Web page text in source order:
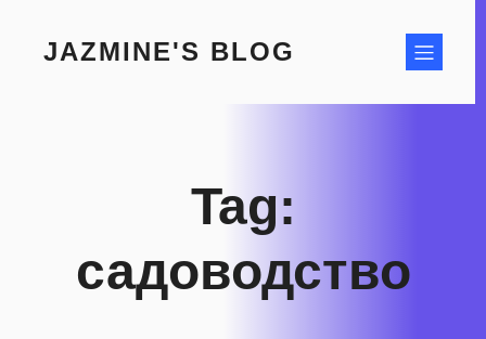
contentJAZMINE'S BLOG
Tag:
садоводство